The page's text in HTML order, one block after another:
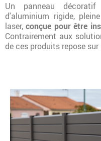
Un panneau
d'aluminium rigide,
laser, conçue pour être
Contrairement aux
de ces produits repose